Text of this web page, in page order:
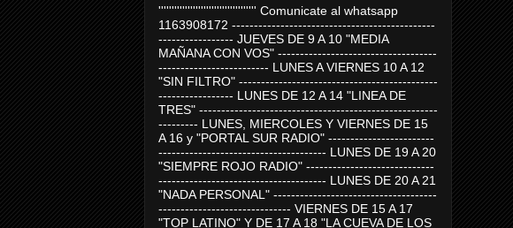
''''''''''''''''''''''''''''''''''''' Comunicate al whatsapp
1163908172 ----------------------------------------------
----------------- JUEVES DE 9 A 10 "MEDIA
MAÑANA CON VOS" ------------------------------------
------------------------- LUNES A VIERNES 10 A 12
"SIN FILTRO" ---------------------------------------------
----------------- LUNES DE 12 A 14 "LINEA DE
TRES" ------------------------------------------------------
--------- LUNES, MIERCOLES Y VIERNES DE 15
A 16 y "PORTAL SUR RADIO" ------------------------
-------------------------------------- LUNES DE 19 A 20
"SIEMPRE ROJO RADIO" -----------------------------
-------------------------------------- LUNES DE 20 A 21
"NADA PERSONAL" -------------------------------------
------------------------------ VIERNES DE 15 A 17
"TOP LATINO" Y DE 17 A 18 "LA CUEVA DE LOS